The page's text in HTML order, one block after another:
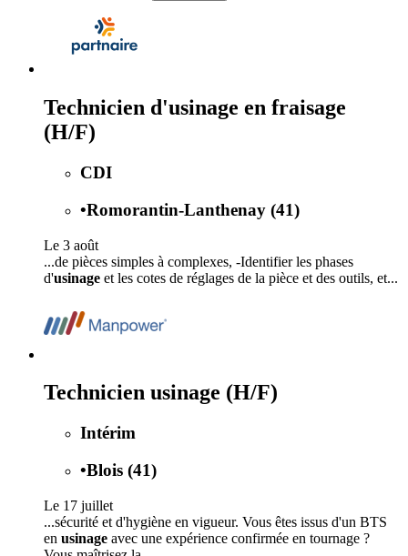
Technicien d'usinage en fraisage
(H/F)
CDI
•Romorantin-Lanthenay (41)
Le 3 août
...de pièces simples à complexes, -Identifier les phases
d'usinage et les cotes de réglages de la pièce et des outils, et...
Technicien usinage (H/F)
Intérim
•Blois (41)
Le 17 juillet
...sécurité et d'hygiène en vigueur. Vous êtes issus d'un BTS
en usinage avec une expérience confirmée en tournage ?